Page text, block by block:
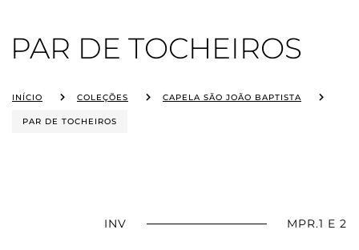
PAR DE TOCHEIROS
INÍCIO COLEÇÕES CAPELA SÃO JOÃO BAPTISTA
PAR DE TOCHEIROS
INV MPR.1 E 2